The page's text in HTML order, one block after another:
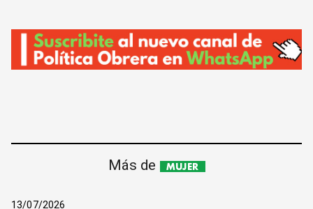
Más de MUJER
13/07/2026